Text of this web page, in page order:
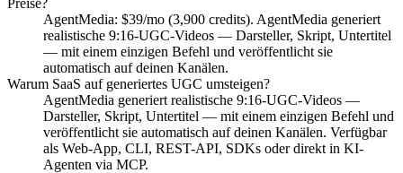
Preise?
AgentMedia: $39/mo (3,900 credits). AgentMedia generiert
realistische 9:16-UGC-Videos — Darsteller, Skript, Untertitel
— mit einem einzigen Befehl und veröffentlicht sie
automatisch auf deinen Kanälen.
Warum SaaS auf generiertes UGC umsteigen?
AgentMedia generiert realistische 9:16-UGC-Videos —
Darsteller, Skript, Untertitel — mit einem einzigen Befehl und
veröffentlicht sie automatisch auf deinen Kanälen. Verfügbar
als Web-App, CLI, REST-API, SDKs oder direkt in KI-
Agenten via MCP.